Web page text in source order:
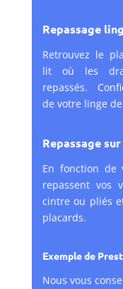
Repassage
Retrouvez le
litoù les
repassés.
de votre linge
Repassage
En fonction de
repassent vos
cintre ou pliés
placards.
Exemple de
Nous vous